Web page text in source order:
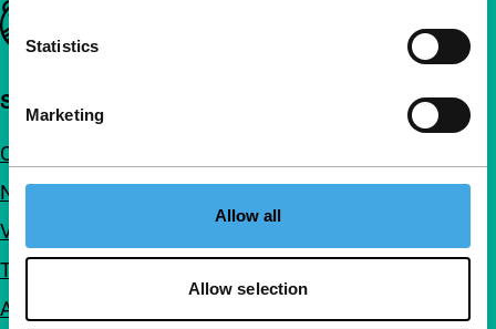
Statistics
Marketing
Allow all
Allow selection
Belangrijke links
Snel naar
Over ons
Nieuwsbrieven
Veelgestelde vragen
Toegankelijkheid
Adverteren